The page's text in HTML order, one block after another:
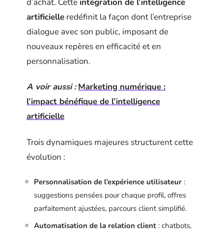
artificielle redéfinit la façon dont l’entreprise
dialogue avec son public, imposant de
nouveaux repères en efficacité et en
personnalisation.
A voir aussi : Marketing numérique :
l’impact bénéfique de l’intelligence
artificielle
Trois dynamiques majeures structurent cette
évolution :
Personnalisation de l’expérience utilisateur :
suggestions pensées pour chaque profil, offres
parfaitement ajustées, parcours client simplifié.
Automatisation de la relation client : chatbots,